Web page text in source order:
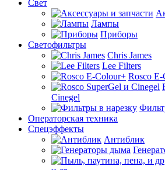
Свет
Лампы
Приборы
Светофильтры
Chris James
Lee Filters
Rosco
Cinegel
Операторская техника
Спецэффекты
Антиблик